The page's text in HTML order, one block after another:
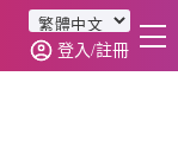
登入/註冊